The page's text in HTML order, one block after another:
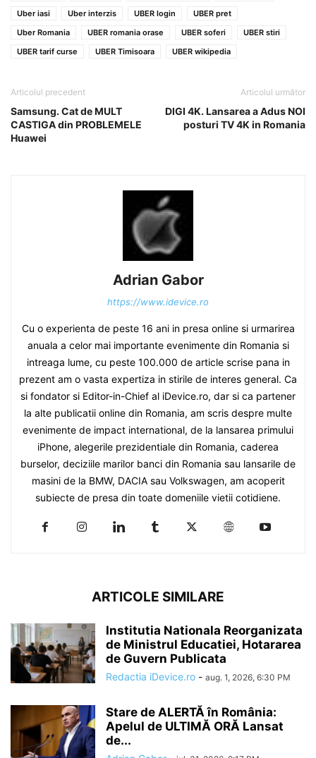
Uber iasi
Uber interzis UBER login
UBER pret
Uber Romania
UBER romania orase UBER soferi
UBER stiri
UBER tarif curse
UBER Timisoara UBER wikipedia
Articolul precedent
Samsung. Cat de MULT
CASTIGA din PROBLEMELE
Huawei
Articolul următor
DIGI 4K. Lansarea a Adus NOI
posturi TV 4K in Romania
Adrian Gabor
https://www.idevice.ro
Cu o experienta de peste 16 ani in presa online si urmarirea
anuala a celor mai importante evenimente din Romania si
intreaga lume, cu peste 100.000 de article scrise pana in
prezent am o vasta expertiza in stirile de interes general. Ca
si fondator si Editor-in-Chief al iDevice.ro, dar si ca partener
la alte publicatii online din Romania, am scris despre multe
evenimente de impact international, de la lansarea primului
iPhone, alegerile prezidentiale din Romania, caderea
burselor, deciziile marilor banci din Romania sau lansarile de
masini de la BMW, DACIA sau Volkswagen, am acoperit
subiecte de presa din toate domeniile vietii cotidiene.
ARTICOLE SIMILARE
Institutia Nationala Reorganizata
de Ministrul Educatiei, Hotararea
de Guvern Publicata
Redactia iDevice.ro - aug. 1, 2026, 6:30 PM
Stare de ALERTĂ în România:
Apelul de ULTIMĂ ORĂ Lansat
de...